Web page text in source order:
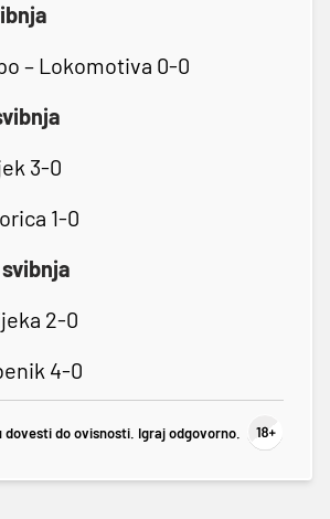
– Lokomotiva 0-0
3-0
1-0
2-0
4-0
dovesti do ovisnosti. Igraj odgovorno.